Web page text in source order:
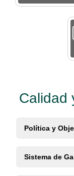
Calidad
Política y
Sistema de